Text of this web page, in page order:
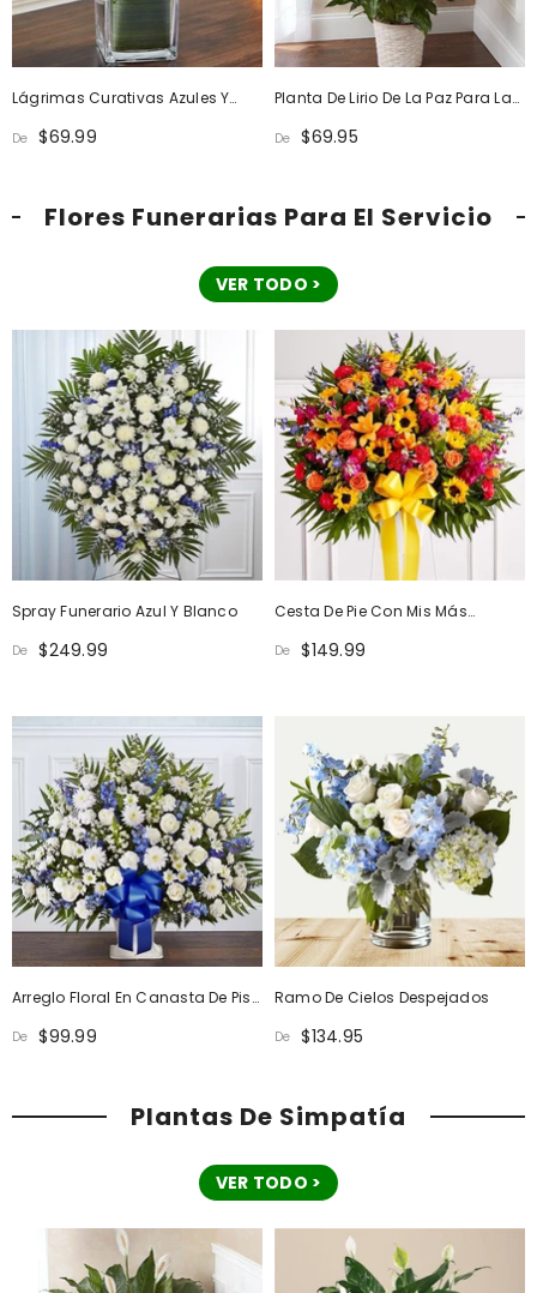
Lágrimas Curativas Azules Y
Blancas
De $69.99
Planta De Lirio De La Paz Para La
Simpatía
De $69.95
Flores Funerarias Para El Servicio
VER TODO >
Spray Funerario Azul Y Blanco
De $249.99
Cesta De Pie Con Mis Más
Sinceras Condolencias
De $149.99
Arreglo Floral En Canasta De Piso
En Azul Y Blanco Con Un Sentido
Homenaje
De $99.99
Ramo De Cielos Despejados
De $134.95
Plantas De Simpatía
VER TODO >